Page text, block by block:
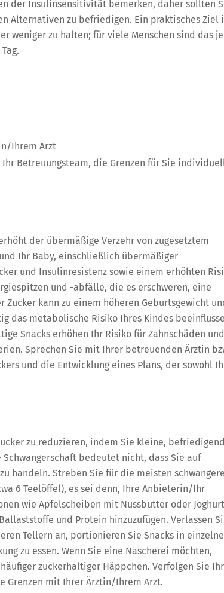
der Insulinsensitivität bemerken, daher sollten
Alternativen zu befriedigen. Ein praktisches Ziel
weniger zu halten; für viele Menschen sind das je
Ihrem Arzt
Betreuungsteam, die Grenzen für Sie
der übermäßige Verzehr von zugesetztem
Ihr Baby, einschließlich übermäßiger
und Insulinresistenz sowie einem erhöhten
und -abfälle, die es erschweren, eine
Zucker kann zu einem höheren Geburtsgewicht
das metabolische Risiko Ihres Kindes
Snacks erhöhen Ihr Risiko für Zahnschäden und
Sprechen Sie mit Ihrer betreuenden Ärztin
und die Entwicklung eines Plans, der sowohl
zu reduzieren, indem Sie kleine,
bedeutet nicht, dass Sie auf
handeln. Streben Sie für die meisten
6 Teelöffel), es sei denn, Ihre Anbieterin/Ihr
wie Apfelscheiben mit Nussbutter oder Joghurt
und Protein hinzuzufügen. Verlassen
Tellern an, portionieren Sie Snacks in einzelne
zu essen. Wenn Sie eine Nascherei möchten,
zuckerhaltiger Häppchen. Verfolgen Sie
Grenzen mit Ihrer Ärztin/Ihrem Arzt.